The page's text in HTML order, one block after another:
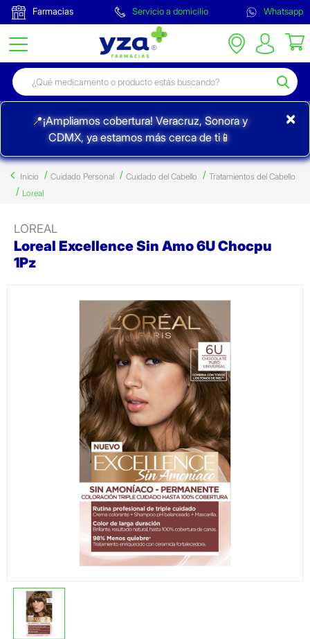
Farmacias Servicio a domicilio Whatsapp
📍¡Ampliamos cobertura! Veracruz, Sonora y
CDMX, ya estamos más cerca de ti📱
×
Inicio Cuidado Personal Cuidado del Cabello
Tratamientos del Cabello
Loreal
LOREAL
Loreal Excellence Sin Amo 6U Chocpu
1Pz